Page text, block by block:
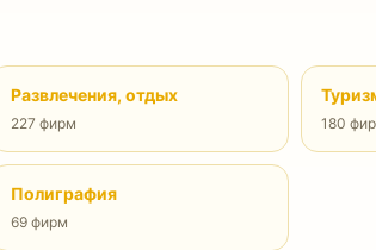
Развлечения, отдых
227 фирм 180
Полиграфия
69 фирм